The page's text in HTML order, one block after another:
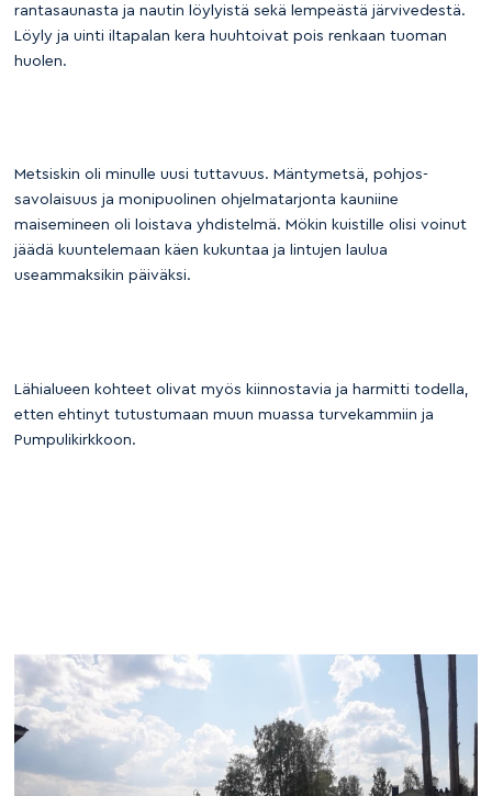
rantasaunasta ja nautin löylyistä sekä lempeästä järvivedestä.
Löyly ja uinti iltapalan kera huuhtoivat pois renkaan tuoman
huolen.
Metsiskin oli minulle uusi tuttavuus. Mäntymetsä, pohjos-
savolaisuus ja monipuolinen ohjelmatarjonta kauniine
maisemineen oli loistava yhdistelmä. Mökin kuistille olisi voinut
jäädä kuuntelemaan käen kukuntaa ja lintujen laulua
useammaksikin päiväksi.
Lähialueen kohteet olivat myös kiinnostavia ja harmitti todella,
etten ehtinyt tutustumaan muun muassa turvekammiin ja
Pumpulikirkkoon.